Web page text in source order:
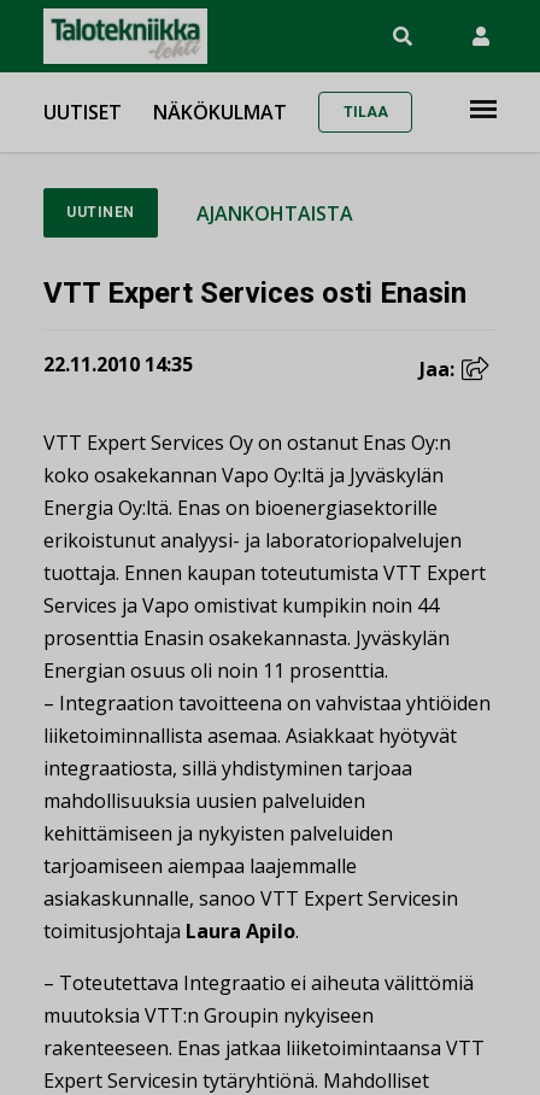
UUTISET NÄKÖKULMAT TILAA
UUTINEN AJANKOHTAISTA
VTT Expert Services osti Enasin
22.11.2010 14:35 Jaa:
VTT Expert Services Oy on ostanut Enas Oy:n
koko osakekannan Vapo Oy:ltä ja Jyväskylän
Energia Oy:ltä. Enas on bioenergiasektorille
erikoistunut analyysi- ja laboratoriopalvelujen
tuottaja. Ennen kaupan toteutumista VTT Expert
Services ja Vapo omistivat kumpikin noin 44
prosenttia Enasin osakekannasta. Jyväskylän
Energian osuus oli noin 11 prosenttia.
– Integraation tavoitteena on vahvistaa yhtiöiden
liiketoiminnallista asemaa. Asiakkaat hyötyvät
integraatiosta, sillä yhdistyminen tarjoaa
mahdollisuuksia uusien palveluiden
kehittämiseen ja nykyisten palveluiden
tarjoamiseen aiempaa laajemmalle
asiakaskunnalle, sanoo VTT Expert Servicesin
toimitusjohtaja Laura Apilo.
– Toteutettava Integraatio ei aiheuta välittömiä
muutoksia VTT:n Groupin nykyiseen
rakenteeseen. Enas jatkaa liiketoimintaansa VTT
Expert Servicesin tytäryhtiönä. Mahdolliset